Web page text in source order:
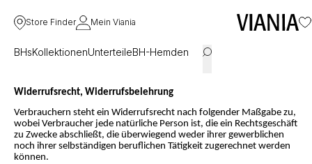
Store Finder Mein Viania
BHsKollektionenUnterteileBH-Hemden
Widerrufsrecht, Widerrufsbelehrung
Verbrauchern steht ein Widerrufsrecht nach folgender Maßgabe zu,
wobei Verbraucher jede natürliche Person ist, die ein Rechtsgeschäft
zu Zwecke abschließt, die überwiegend weder ihrer gewerblichen
noch ihrer selbständigen beruflichen Tätigkeit zugerechnet werden
können.